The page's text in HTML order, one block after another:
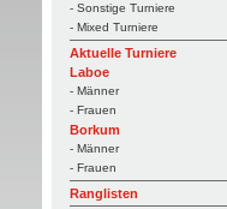
- Sonstige Turniere
- Mixed Turniere
Aktuelle Turniere
Laboe
- Männer
- Frauen
Borkum
- Männer
- Frauen
Ranglisten